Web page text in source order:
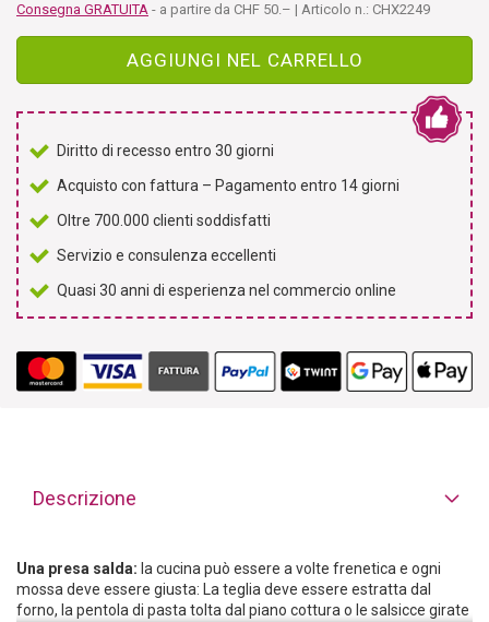
Consegna GRATUITA - a partire da CHF 50.– | Articolo n.: CHX2249
AGGIUNGI NEL CARRELLO
Diritto di recesso entro 30 giorni
Acquisto con fattura – Pagamento entro 14 giorni
Oltre 700.000 clienti soddisfatti
Servizio e consulenza eccellenti
Quasi 30 anni di esperienza nel commercio online
Descrizione
Una presa salda: la cucina può essere a volte frenetica e ogni
mossa deve essere giusta: La teglia deve essere estratta dal
forno, la pentola di pasta tolta dal piano cottura o le salsicce girate